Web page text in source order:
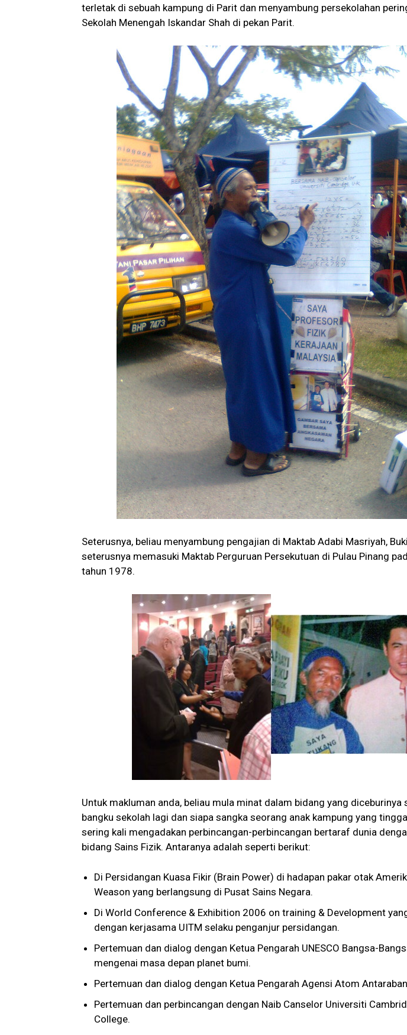
terletak di sebuah kampung di Parit dan menyambung persekolahan
Sekolah Menengah Iskandar Shah di pekan Parit.
Seterusnya, beliau menyambung pengajian di Maktab Adabi Masriyah,
seterusnya memasuki Maktab Perguruan Persekutuan di Pulau Pinang
tahun 1978.
Untuk makluman anda, beliau mula minat dalam bidang yang diceburinya
bangku sekolah lagi dan siapa sangka seorang anak kampung yang
sering kali mengadakan perbincangan-perbincangan bertaraf dunia
bidang Sains Fizik. Antaranya adalah seperti berikut:
Di Persidangan Kuasa Fikir (Brain Power) di hadapan pakar otak
Weason yang berlangsung di Pusat Sains Negara.
Di World Conference & Exhibition 2006 on training & Development
dengan kerjasama UITM selaku penganjur persidangan.
Pertemuan dan dialog dengan Ketua Pengarah UNESCO Bangsa-
mengenai masa depan planet bumi.
Pertemuan dan dialog dengan Ketua Pengarah Agensi Atom
Pertemuan dan perbincangan dengan Naib Canselor Universiti
College.